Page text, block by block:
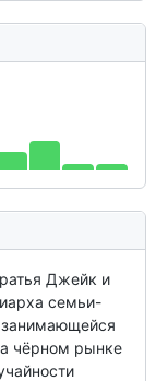
Джейк и
семьи-
занимающейся
чёрном рынке